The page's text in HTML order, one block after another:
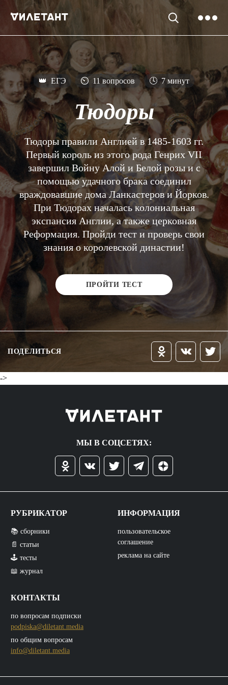
👑 ЕГЭ ⏲ 11 вопросов 🕓 7 минут
Тюдоры
Тюдоры правили Англией в 1485-1603 гг.
Первый король из этого рода Генрих VII
завершил Войну Алой и Белой розы и с
помощью удачного брака соединил
враждовавшие дома Ланкастеров и Йорков.
При Тюдорах началась колониальная
экспансия Англии, а также церковная
Реформация. Пройди тест и проверь свои
знания о королевской династии!
ПРОЙТИ ТЕСТ
ПОДЕЛИТЬСЯ
->
МЫ В СОЦСЕТЯХ:
РУБРИКАТОР
📚 сборники
📄 статьи
🕹️ тесты
📖 журнал
КОНТАКТЫ
по вопросам подписки
podpiska@diletant.media
по общим вопросам
info@diletant.media
ИНФОРМАЦИЯ
пользовательское
соглашение
реклама на сайте